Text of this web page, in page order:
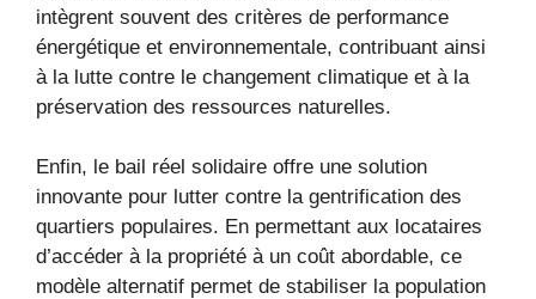
intègrent souvent des critères de performance
énergétique et environnementale, contribuant ainsi
à la lutte contre le changement climatique et à la
préservation des ressources naturelles.
Enfin, le bail réel solidaire offre une solution
innovante pour lutter contre la gentrification des
quartiers populaires. En permettant aux locataires
d’accéder à la propriété à un coût abordable, ce
modèle alternatif permet de stabiliser la population